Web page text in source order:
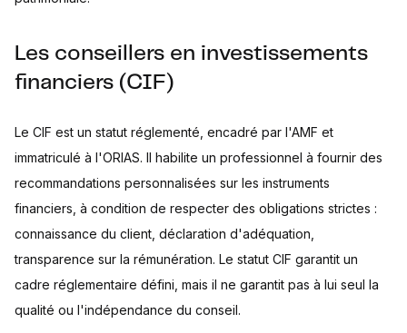
Les conseillers en investissements
financiers (CIF)
Le CIF est un statut réglementé, encadré par l'AMF et
immatriculé à l'ORIAS. Il habilite un professionnel à fournir des
recommandations personnalisées sur les instruments
financiers, à condition de respecter des obligations strictes :
connaissance du client, déclaration d'adéquation,
transparence sur la rémunération. Le statut CIF garantit un
cadre réglementaire défini, mais il ne garantit pas à lui seul la
qualité ou l'indépendance du conseil.